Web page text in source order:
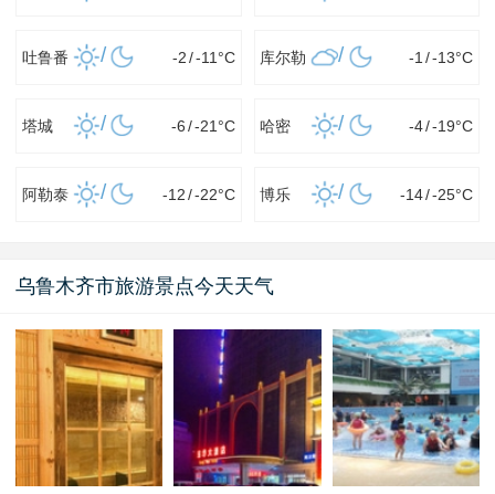
吐鲁番 / -2/-11 °C 库尔勒 / -1 /-13°C
塔城 / -6/-21 °C 哈密 / -4/-19°C
阿勒泰 / -12/-22°C 博乐 / -14/-25°C
乌鲁木齐市旅游景点今天天气